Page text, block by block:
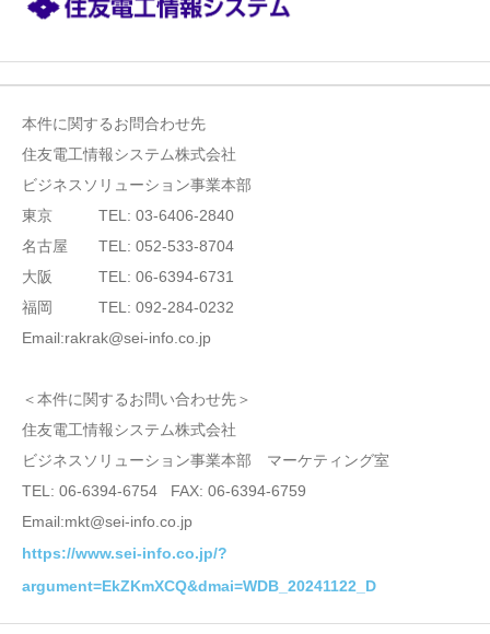
本件に関するお問合わせ先
住友電工情報システム株式会社
ビジネスソリューション事業本部
東京 TEL: 03-6406-2840
名古屋 TEL: 052-533-8704
大阪 TEL: 06-6394-6731
福岡 TEL: 092-284-0232
Email:rakrak@sei-info.co.jp
＜本件に関するお問い合わせ先＞
住友電工情報システム株式会社
ビジネスソリューション事業本部 マーケティング室
TEL: 06-6394-6754 FAX: 06-6394-6759
Email:mkt@sei-info.co.jp
https://www.sei-info.co.jp/?
argument=EkZKmXCQ&dmai=WDB_20241122_D